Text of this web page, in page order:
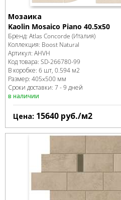
Мозаика
Kaolin Mosaico Piano 40.5x50
Бренд: Atlas Concorde (Италия)
Коллекция: Boost Natural
Артикул: AHVH
Код товара: SD-266780-99
В коробке: 6 шт, 0.594 м2
Размер: 405x500 мм
Сроки доставки: 7 - 9 дней
в наличии
Цена: 15640 руб./м2